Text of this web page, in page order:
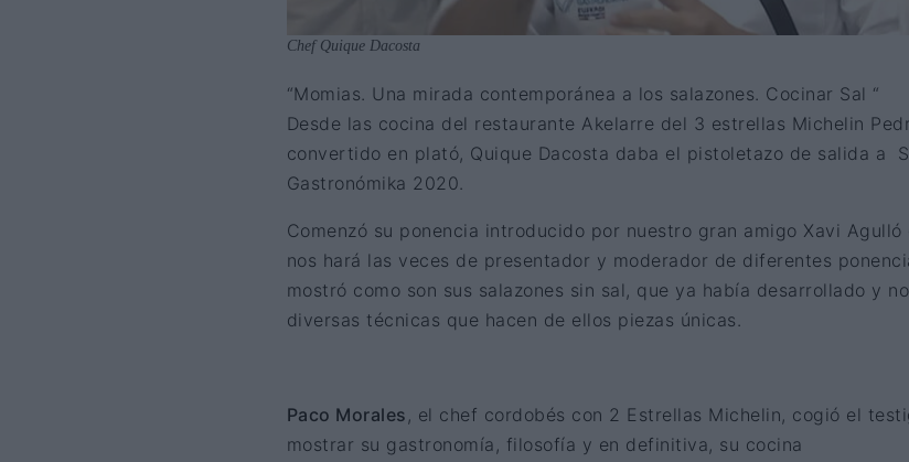
Chef Quique Dacosta
“Momias. Una mirada contemporánea a los salazones. Cocinar Sal “
Desde las cocina del restaurante Akelarre del 3 estrellas Michelin
convertido en plató, Quique Dacosta daba el pistoletazo de salida a
Gastronómika 2020.
Comenzó su ponencia introducido por nuestro gran amigo Xavi Agulló
nos hará las veces de presentador y moderador de diferentes
mostró como son sus salazones sin sal, que ya había desarrollado y
diversas técnicas que hacen de ellos piezas únicas.
Paco Morales , el chef cordobés con 2 Estrellas Michelin, cogió el
mostrar su gastronomía, filosofía y en definitiva, su cocina